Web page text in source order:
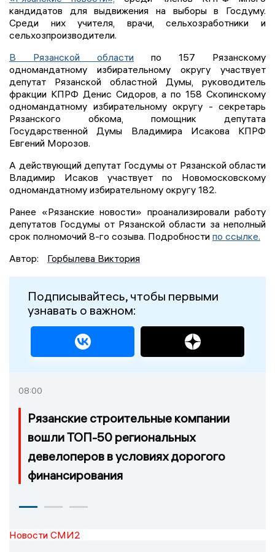
кандидатов для выдвижения на выборы в Госдуму.
Среди них учителя, врачи, сельхозработники и
сельхозпроизводители.
В Рязанской области по 157 Рязанскому
одномандатному избирательному округу участвует
депутат Рязанской областной Думы, руководитель
фракции КПРФ Денис Сидоров, а по 158 Скопинскому
одномандатному избирательному округу - секретарь
Рязанского обкома, помощник депутата
Государственной Думы Владимира Исакова КПРФ
Евгений Морозов.
А действующий депутат Госдумы от Рязанской области
Владимир Исаков участвует по Новомосковскому
одномандатному избирательному округу 182.
Ранее «Рязанские новости» проанализировали работу
депутатов Госдумы от Рязанской области за неполный
срок полномочий 8-го созыва. Подробности по ссылке.
Автор:
Горбылева Виктория
Подписывайтесь, чтобы первыми
узнавать о важном:
08:00
Рязанские строительные компании
вошли ТОП-50 региональных
девелоперов в условиях дорогого
финансирования
Новости СМИ2